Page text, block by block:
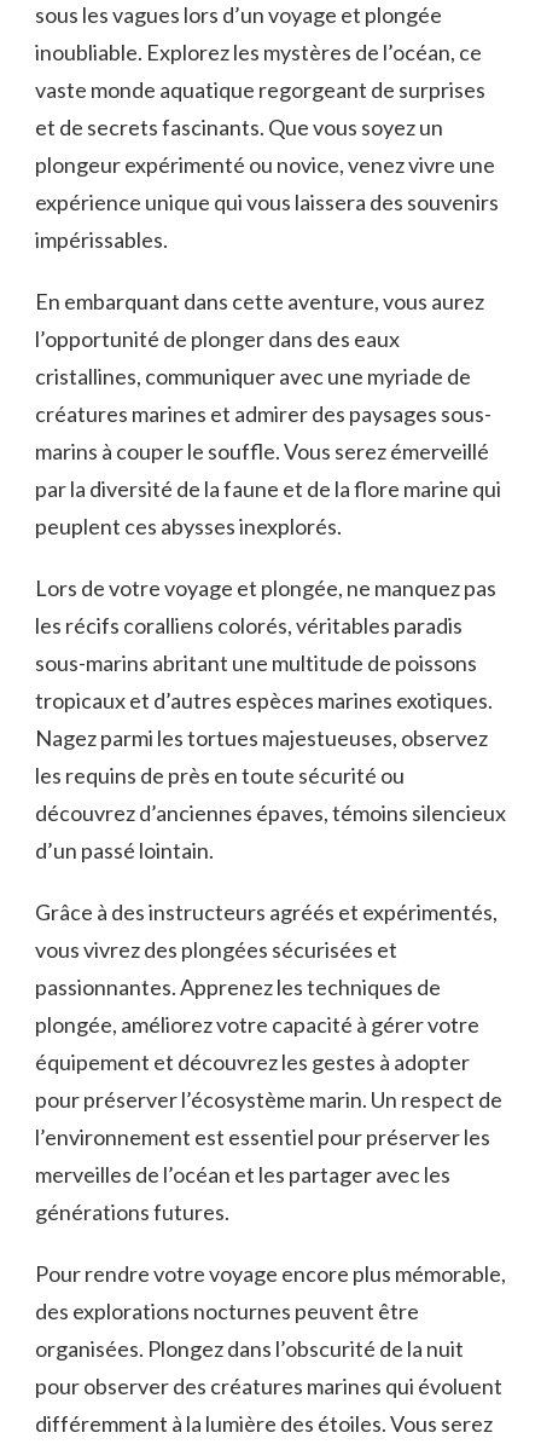
sous les vagues‍ lors d’un⁤ voyage et plongée
‍inoubliable. Explorez les ‌mystères de l’océan, ce
vaste monde aquatique‌ regorgeant de surprises
et‌ de secrets ⁣fascinants.​ Que vous​ soyez un​
plongeur ‌expérimenté ‌ou novice,‌ venez vivre une
expérience unique qui vous laissera des souvenirs
impérissables.
En⁤ embarquant dans cette ​aventure, vous aurez
l’opportunité de plonger dans des eaux
cristallines, communiquer ‌avec une myriade ‌de
créatures‌ marines et admirer des paysages ‌sous-
marins ⁤à couper ‍le souffle. Vous⁣ serez émerveillé
par la diversité de la faune et de la flore marine qui
peuplent ces abysses inexplorés.
Lors ⁢de ⁣votre voyage et plongée,​ ne manquez pas
les récifs coralliens colorés, véritables paradis
sous-marins abritant⁢ une multitude de poissons
tropicaux et d’autres ​espèces marines exotiques.
Nagez parmi ⁤les tortues majestueuses, observez‍
les requins de près en toute sécurité ou
découvrez d’anciennes épaves, témoins silencieux
d’un passé lointain.
Grâce à des instructeurs agréés et expérimentés,
vous ‍vivrez des ‍plongées sécurisées et
passionnantes. ⁤Apprenez⁢ les techniques de
plongée, améliorez votre capacité à gérer votre
équipement et découvrez ‌les gestes à adopter
pour préserver ⁣l’écosystème marin. Un respect ​de
l’environnement est⁤ essentiel pour préserver les ​
merveilles de l’océan et les partager avec⁣ les
générations futures.
Pour rendre⁣ votre voyage ⁢encore plus mémorable,
des​ explorations nocturnes peuvent être
⁣organisées. Plongez dans l’obscurité de la nuit
pour observer des créatures marines qui⁢ évoluent
‌différemment à la lumière des étoiles. Vous serez